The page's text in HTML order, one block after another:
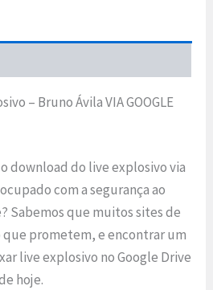
– Bruno Ávila VIA GOOGLE
download do live explosivo via
com a segurança ao
Sabemos que muitos sites de
que prometem, e encontrar um
live explosivo no Google Drive
hoje.